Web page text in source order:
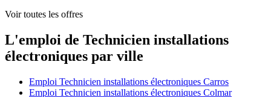
Voir toutes les offres
L'emploi de Technicien installations
électroniques par ville
Emploi Technicien installations électroniques Carros
Emploi Technicien installations électroniques Colmar